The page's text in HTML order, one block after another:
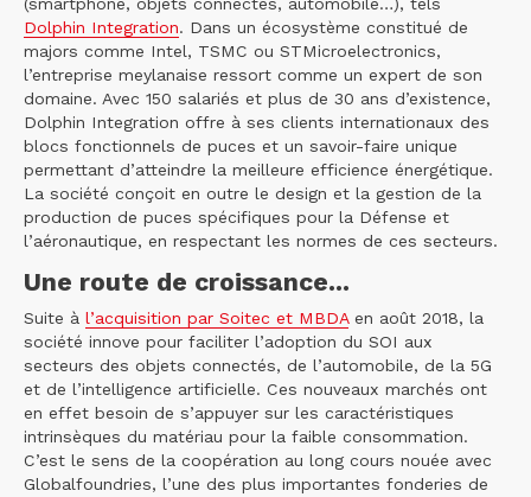
(smartphone, objets connectés, automobile…), tels
Dolphin Integration. Dans un écosystème constitué de
majors comme Intel, TSMC ou STMicroelectronics,
l’entreprise meylanaise ressort comme un expert de son
domaine. Avec 150 salariés et plus de 30 ans d’existence,
Dolphin Integration offre à ses clients internationaux des
blocs fonctionnels de puces et un savoir-faire unique
permettant d’atteindre la meilleure efficience énergétique.
La société conçoit en outre le design et la gestion de la
production de puces spécifiques pour la Défense et
l’aéronautique, en respectant les normes de ces secteurs.
Une route de croissance...
Suite à l’acquisition par Soitec et MBDAen août 2018, la
société innove pour faciliter l’adoption du SOI aux
secteurs des objets connectés, de l’automobile, de la 5G
et de l’intelligence artificielle. Ces nouveaux marchés ont
en effet besoin de s’appuyer sur les caractéristiques
intrinsèques du matériau pour la faible consommation.
C’est le sens de la coopération au long cours nouée avec
Globalfoundries, l’une des plus importantes fonderies de